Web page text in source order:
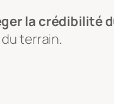
la crédibilité
terrain.